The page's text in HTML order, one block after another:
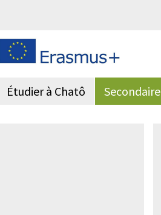
Étudier à Chatô Secondaire